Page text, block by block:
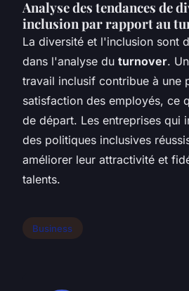
Analyse des tendances de
inclusion par rapport au
La diversité et l'inclusion sont
dans l'analyse du turnover.
travail inclusif contribue à une
satisfaction des employés, ce
de départ. Les entreprises qui
des politiques inclusives
améliorer leur attractivité et
talents.
Business